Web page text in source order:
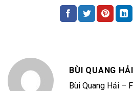
BÙI QUANG HẢI
Bùi Quang Hải –